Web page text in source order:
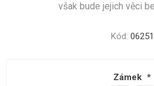
však bude jejich věci
Kód: 06251
Zámek *